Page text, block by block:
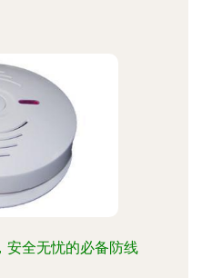
安全无忧的必备防线